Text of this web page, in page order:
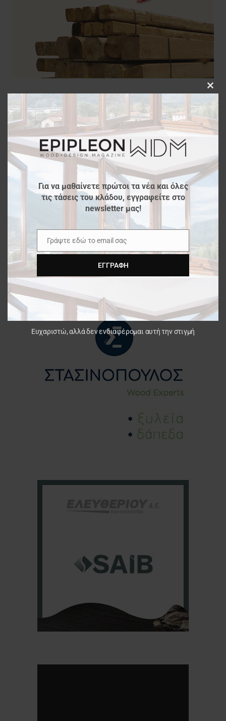
Για να μαθαίνετε πρώτοι τα νέα και όλες
τις τάσεις του κλάδου, εγγραφείτε στο
newsletter μας!
Email
Γράψτε εδώ το email σας
ΕΓΓΡΑΦΉ
Ευχαριστώ, αλλά δεν ενδιαφέρομαι αυτή την στιγμή